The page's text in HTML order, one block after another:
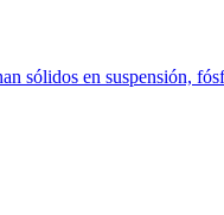
sólidos en suspensión,